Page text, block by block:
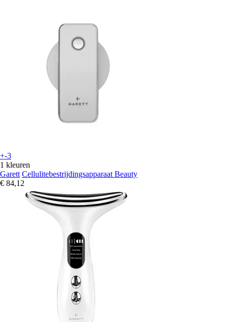
+-3
1 kleuren
Garett Cellulitebestrijdingsapparaat Beauty
€ 84,12